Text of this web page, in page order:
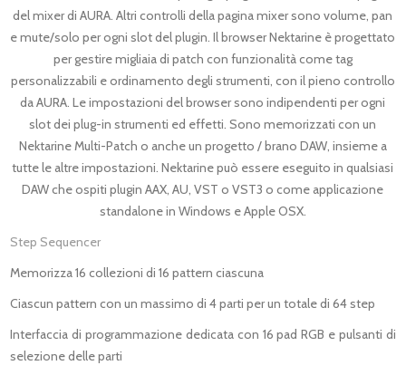
del mixer di AURA. Altri controlli della pagina mixer sono volume, pan
e mute/solo per ogni slot del plugin. Il browser Nektarine è progettato
per gestire migliaia di patch con funzionalità come tag
personalizzabili e ordinamento degli strumenti, con il pieno controllo
da AURA. Le impostazioni del browser sono indipendenti per ogni
slot dei plug-in strumenti ed effetti. Sono memorizzati con un
Nektarine Multi-Patch o anche un progetto / brano DAW, insieme a
tutte le altre impostazioni. Nektarine può essere eseguito in qualsiasi
DAW che ospiti plugin AAX, AU, VST o VST3 o come applicazione
standalone in Windows e Apple OSX.
Step Sequencer
Memorizza 16 collezioni di 16 pattern ciascuna
Ciascun pattern con un massimo di 4 parti per un totale di 64 step
Interfaccia di programmazione dedicata con 16 pad RGB e pulsanti di
selezione delle parti